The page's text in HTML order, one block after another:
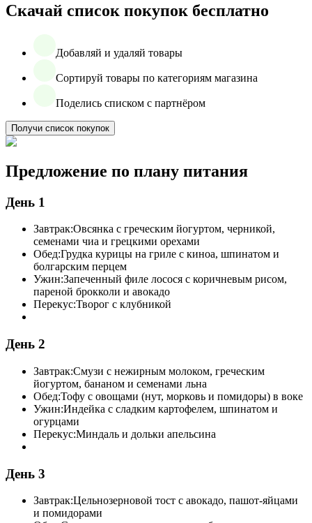
Скачай список покупок бесплатно
Добавляй и удаляй товары
Сортируй товары по категориям магазина
Поделись списком с партнёром
Получи список покупок
Предложение по плану питания
День 1
Завтрак:Овсянка с греческим йогуртом, черникой,
семенами чиа и грецкими орехами
Обед:Грудка курицы на гриле с киноа, шпинатом и
болгарским перцем
Ужин:Запеченный филе лосося с коричневым рисом,
пареной брокколи и авокадо
Перекус:Творог с клубникой
День 2
Завтрак:Смузи с нежирным молоком, греческим
йогуртом, бананом и семенами льна
Обед:Тофу с овощами (нут, морковь и помидоры) в воке
Ужин:Индейка с сладким картофелем, шпинатом и
огурцами
Перекус:Миндаль и дольки апельсина
День 3
Завтрак:Цельнозерновой тост с авокадо, пашот-яйцами
и помидорами